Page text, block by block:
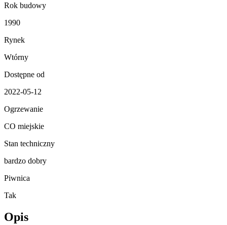
Rok budowy
1990
Rynek
Wtórny
Dostępne od
2022-05-12
Ogrzewanie
CO miejskie
Stan techniczny
bardzo dobry
Piwnica
Tak
Opis